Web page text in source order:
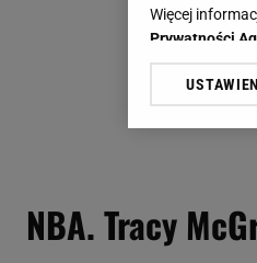
NBA. Tracy
Więcej
Prywatności
Klikając
Zaufanych
My, nasi
Użycie